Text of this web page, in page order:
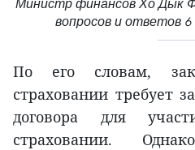
Министр финансов Хо Дык
вопросов и ответов
По его словам,
страховании требует
договора для
страховании.